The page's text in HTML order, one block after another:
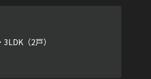
（2戸）